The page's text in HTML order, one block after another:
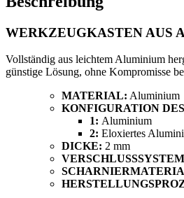
WERKZEUGKASTEN AUS
Vollständig aus leichtem Aluminium
günstige Lösung, ohne Kompromisse
MATERIAL: Aluminium
KONFIGURATION
1: Aluminium
2: Eloxiertes
DICKE: 2 mm